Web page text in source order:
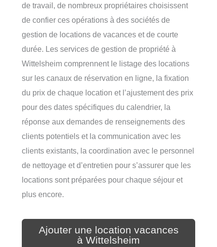
de travail, de nombreux propriétaires choisissent
de confier ces opérations à des sociétés de
gestion de locations de vacances et de courte
durée. Les services de gestion de propriété à
Wittelsheim comprennent le listage des locations
sur les canaux de réservation en ligne, la fixation
du prix de chaque location et l’ajustement des prix
pour des dates spécifiques du calendrier, la
réponse aux demandes de renseignements des
clients potentiels et la communication avec les
clients existants, la coordination avec le personnel
de nettoyage et d’entretien pour s’assurer que les
locations sont préparées pour chaque séjour et
plus encore.
Ajouter une location vacances
à Wittelsheim